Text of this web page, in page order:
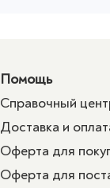
Помощь
Справочный
Доставка и
Оферта для
Оферта для